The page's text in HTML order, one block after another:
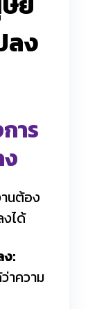
ลง
าร
นต้อง
งได้
:
าความ